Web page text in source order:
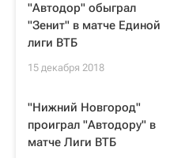
"Автодор" обыграл
"Зенит" в матче Единой
лиги ВТБ
15 декабря 2018
"Нижний Новгород"
проиграл "Автодору" в
матче Лиги ВТБ